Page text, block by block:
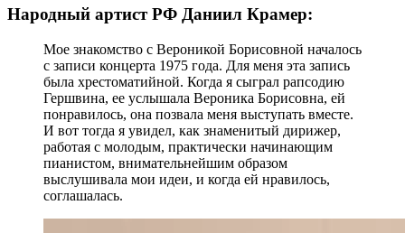
Народный артист РФ Даниил Крамер:
Мое знакомство с Вероникой Борисовной началось
с записи концерта 1975 года. Для меня эта запись
была хрестоматийной. Когда я сыграл рапсодию
Гершвина, ее услышала Вероника Борисовна, ей
понравилось, она позвала меня выступать вместе.
И вот тогда я увидел, как знаменитый дирижер,
работая с молодым, практически начинающим
пианистом, внимательнейшим образом
выслушивала мои идеи, и когда ей нравилось,
соглашалась.